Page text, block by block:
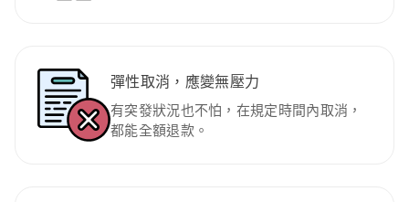
彈性取消，應變無壓力
有突發狀況也不怕，在規定時間內取消，
都能全額退款。